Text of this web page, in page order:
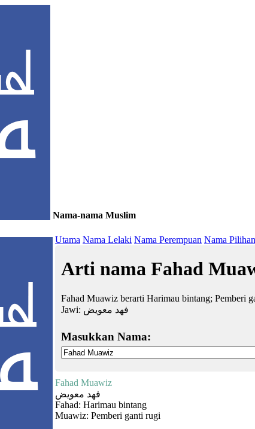
Nama-nama Muslim
Utama Nama Lelaki Nama Perempuan Nama Pilihan
Arti nama Fahad
Fahad Muawiz berarti Harimau bintang; Pemberi
Jawi: فهد معويض
Masukkan Nama:
Fahad Muawiz
فهد معويض
Fahad: Harimau bintang
Muawiz: Pemberi ganti rugi